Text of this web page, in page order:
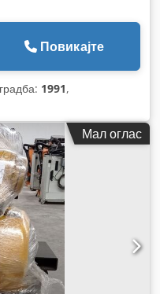
Повикајте
1991,
Мал оглас